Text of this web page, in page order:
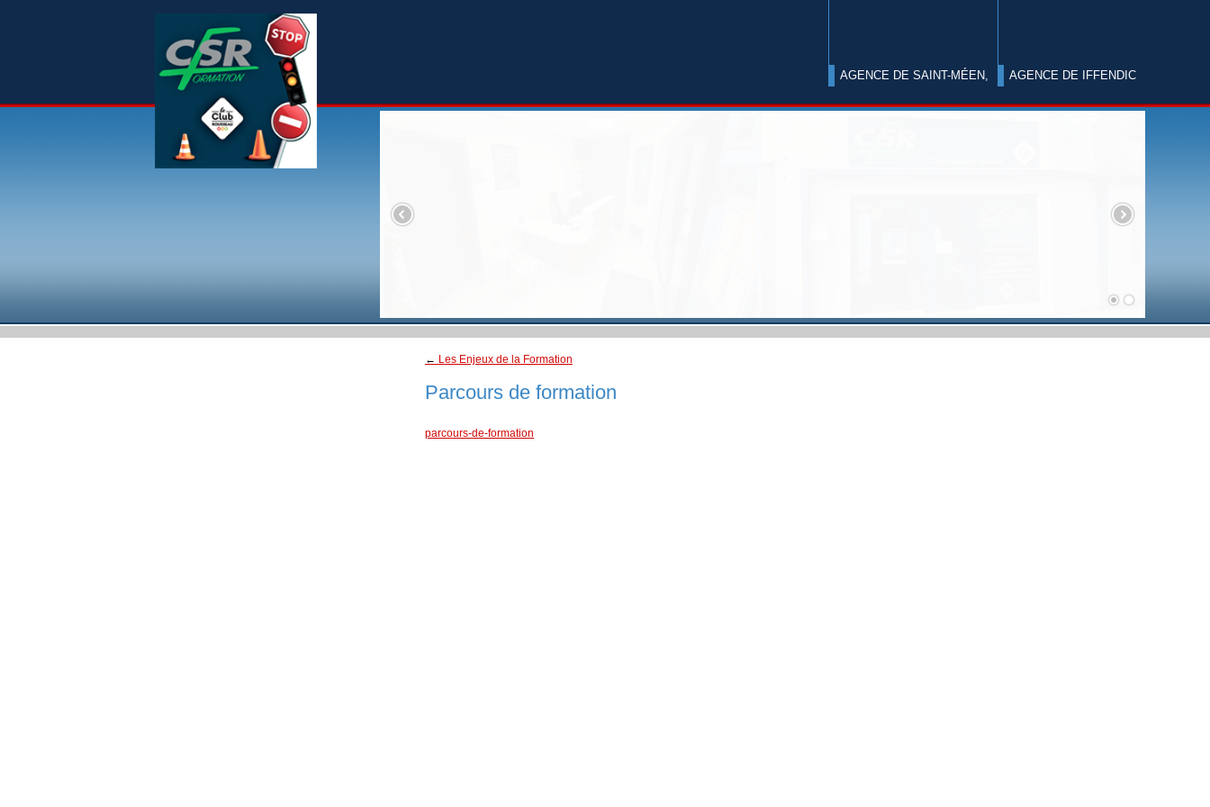
AGENCE DE SAINT-MÉEN, AGENCE DE IFFENDIC
← Les Enjeux de la Formation
Parcours de formation
parcours-de-formation